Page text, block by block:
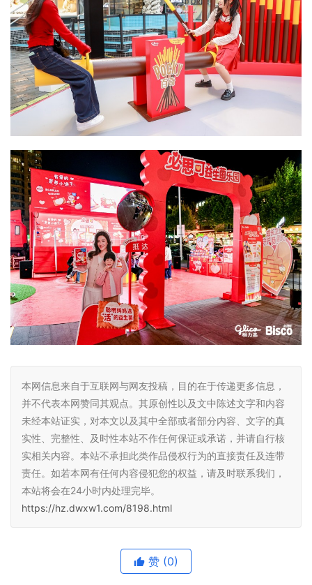
本网信息来自于互联网与网友投稿，目的在于传递更多信息，
并不代表本网赞同其观点。其原创性以及文中陈述文字和内容
未经本站证实，对本文以及其中全部或者部分内容、文字的真
实性、完整性、及时性本站不作任何保证或承诺，并请自行核
实相关内容。本站不承担此类作品侵权行为的直接责任及连带
责任。如若本网有任何内容侵犯您的权益，请及时联系我们，
本站将会在24小时内处理完毕。
https://hz.dwxw1.com/8198.html
赞 (0)